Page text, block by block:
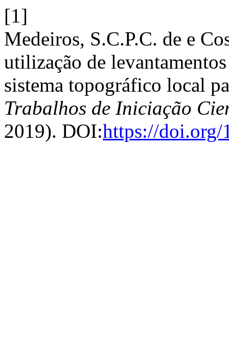
[1]
Medeiros, S.C.P.C. de e
utilização de
sistema topográfico local
Trabalhos de Iniciação
2019). DOI:https://doi.org/